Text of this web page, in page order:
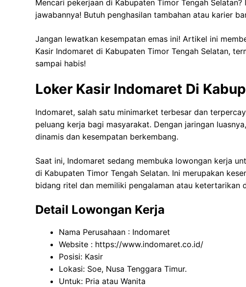
Mencari pekerjaan di Kabupaten Timor Tengah
jawabannya! Butuh penghasilan tambahan atau karier
Jangan lewatkan kesempatan emas ini! Artikel ini
Kasir Indomaret di Kabupaten Timor Tengah Selatan,
sampai habis!
Loker Kasir Indomaret Di
Indomaret, salah satu minimarket terbesar dan
peluang kerja bagi masyarakat. Dengan jaringan
dinamis dan kesempatan berkembang.
Saat ini, Indomaret sedang membuka lowongan kerja
di Kabupaten Timor Tengah Selatan. Ini merupakan
bidang ritel dan memiliki pengalaman atau ketertarikan
Detail Lowongan Kerja
Nama Perusahaan : Indomaret
Website : https://www.indomaret.co.id/
Posisi: Kasir
Lokasi: Soe, Nusa Tenggara Timur.
Untuk: Pria atau Wanita